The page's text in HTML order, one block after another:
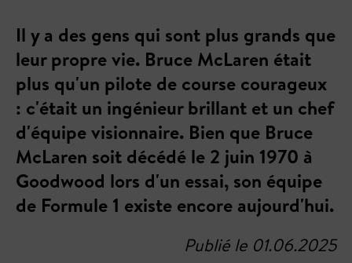
Il y a des gens qui sont plus grands que
leur propre vie. Bruce McLaren était
plus qu'un pilote de course courageux
: c'était un ingénieur brillant et un chef
d'équipe visionnaire. Bien que Bruce
McLaren soit décédé le 2 juin 1970 à
Goodwood lors d'un essai, son équipe
de Formule 1 existe encore aujourd'hui.
Publié le 01.06.2025